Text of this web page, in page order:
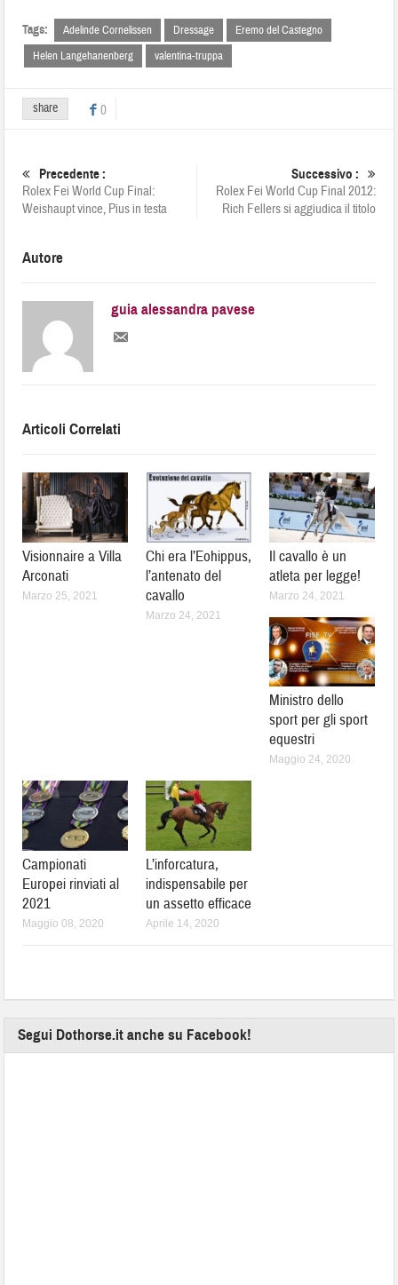
Tags: Adelinde Cornelissen Dressage
Eremo del Castegno
Helen Langehanenberg
valentina-truppa
share 0
Precedente :
Rolex Fei World Cup Final:
Weishaupt vince, Pius in testa
Successivo :
Rolex Fei World Cup Final 2012:
Rich Fellers si aggiudica il titolo
Autore
guia alessandra pavese
Articoli Correlati
Visionnaire a Villa
Arconati
Marzo 25, 2021
Chi era l’Eohippus,
l’antenato del
cavallo
Marzo 24, 2021
Il cavallo è un
atleta per legge!
Marzo 24, 2021
Ministro dello
sport per gli sport
equestri
Maggio 24, 2020
Campionati
Europei rinviati al
2021
Maggio 08, 2020
L’inforcatura,
indispensabile per
un assetto efficace
Aprile 14, 2020
Segui Dothorse.it anche su Facebook!